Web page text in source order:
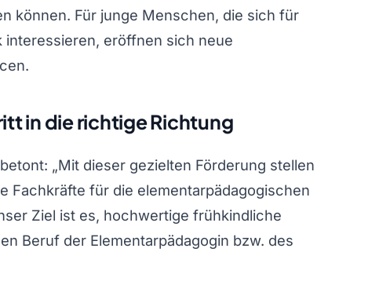
können. Für junge Menschen, die sich für
interessieren, eröffnen sich neue
in die richtige Richtung
„Mit dieser gezielten Förderung stellen
Fachkräfte für die elementarpädagogischen
Ziel ist es, hochwertige frühkindliche
Beruf der Elementarpädagogin bzw. des